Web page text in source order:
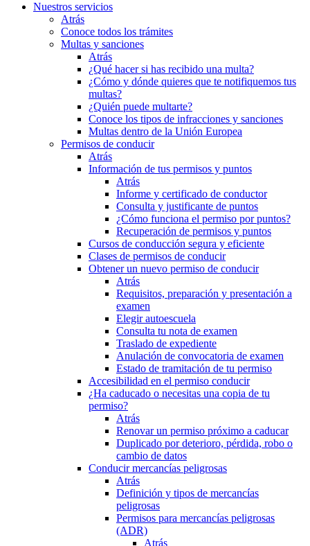
Nuestros servicios
Atrás
Conoce todos los trámites
Multas y sanciones
Atrás
¿Qué hacer si has recibido una multa?
¿Cómo y dónde quieres que te notifiquemos tus
multas?
¿Quién puede multarte?
Conoce los tipos de infracciones y sanciones
Multas dentro de la Unión Europea
Permisos de conducir
Atrás
Información de tus permisos y puntos
Atrás
Informe y certificado de conductor
Consulta y justificante de puntos
¿Cómo funciona el permiso por puntos?
Recuperación de permisos y puntos
Cursos de conducción segura y eficiente
Clases de permisos de conducir
Obtener un nuevo permiso de conducir
Atrás
Requisitos, preparación y presentación a
examen
Elegir autoescuela
Consulta tu nota de examen
Traslado de expediente
Anulación de convocatoria de examen
Estado de tramitación de tu permiso
Accesibilidad en el permiso conducir
¿Ha caducado o necesitas una copia de tu
permiso?
Atrás
Renovar un permiso próximo a caducar
Duplicado por deterioro, pérdida, robo o
cambio de datos
Conducir mercancías peligrosas
Atrás
Definición y tipos de mercancías
peligrosas
Permisos para mercancías peligrosas
(ADR)
Atrás